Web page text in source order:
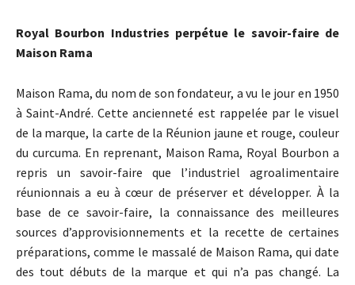
Royal Bourbon Industries perpétue le savoir-faire de
Maison Rama
Maison Rama, du nom de son fondateur, a vu le jour en 1950
à Saint-André. Cette ancienneté est rappelée par le visuel
de la marque, la carte de la Réunion jaune et rouge, couleur
du curcuma. En reprenant, Maison Rama, Royal Bourbon a
repris un savoir-faire que l’industriel agroalimentaire
réunionnais a eu à cœur de préserver et développer. À la
base de ce savoir-faire, la connaissance des meilleures
sources d’approvisionnements et la recette de certaines
préparations, comme le massalé de Maison Rama, qui date
des tout débuts de la marque et qui n’a pas changé. La